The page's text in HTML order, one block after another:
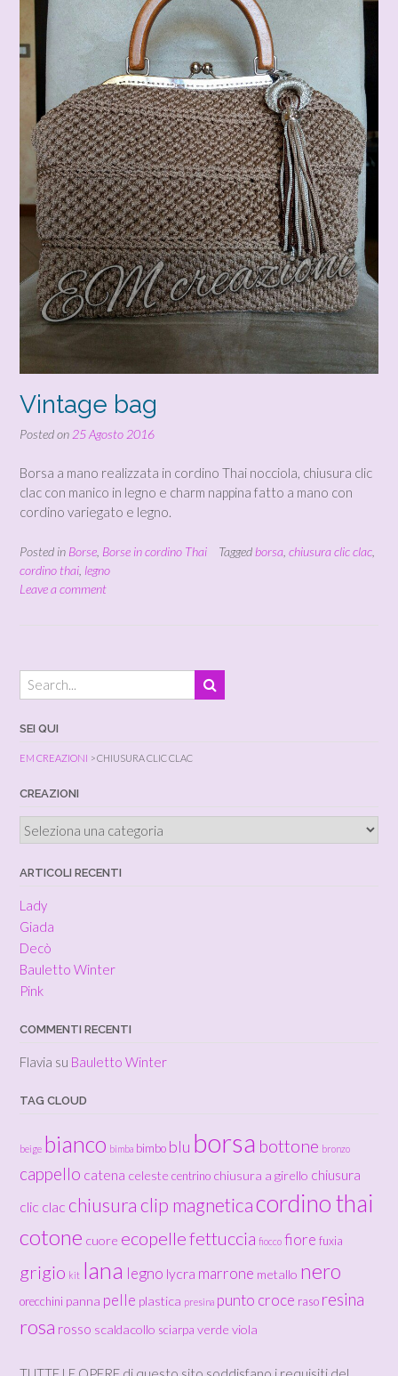
Vintage bag
Posted on 25 Agosto 2016
Borsa a mano realizzata in cordino Thai nocciola, chiusura clic
clac con manico in legno e charm nappina fatto a mano con
cordino variegato e legno.
Posted in Borse Borse in cordino Thai Tagged borsa chiusura clic clac
cordino thai legno
Leave a comment
SEI QUI
EM CREAZIONI >CHIUSURA CLIC CLAC
CREAZIONI
Creazioni
ARTICOLI RECENTI
Lady
Giada
Decò
Bauletto Winter
Pink
COMMENTI RECENTI
Flavia su Bauletto Winter
TAG CLOUD
beige bianco bimba bimbo blu borsa bottone bronzo
cappello catena celeste centrino chiusura a girello chiusura
clic clac chiusura clip magneticacordino thai
cotone cuore ecopellefettuccia fiocco fiore fuxia
grigio kit lana legno lycra marrone metallo nero
orecchini panna pelle plastica presina punto croce raso resina
rosa rosso scaldacollo sciarpa verde viola